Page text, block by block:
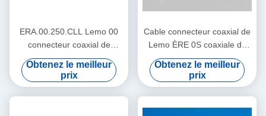
ERA.00.250.CLL Lemo 00
connecteur coaxial de
Femlae de la prise 00
femelles de série mini
Obtenez le meilleur
prix
Cable connecteur coaxial de
Lemo ÈRE 0S coaxiale de
connecteur femelle de la
mini
Obtenez le meilleur
prix